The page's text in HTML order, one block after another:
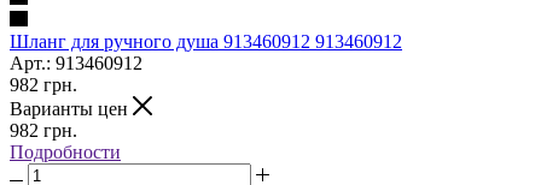
Шланг для ручного душа 913460912 913460912
Арт.: 913460912
982 грн.
Варианты цен
982 грн.
Подробности